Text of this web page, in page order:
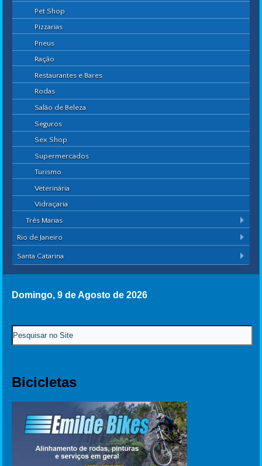
Pet Shop
Pizzarias
Pneus
Ração
Restaurantes e Bares
Rodas
Salão de Beleza
Seguros
Sex Shop
Supermercados
Turismo
Veterinária
Vidraçaria
Três Marias
Rio de Janeiro
Santa Catarina
Domingo, 9 de Agosto de 2026
Bicicletas